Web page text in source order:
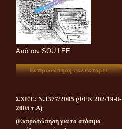
Aπό τον SOU LEE
Εκπροσώπηση-εκλέκτορες
ΣΧΕΤ.: Ν.3377/2005 (ΦΕΚ 202/19-8-
2005 τ.Α)
(Εκπροσώπηση για το στάσιμο